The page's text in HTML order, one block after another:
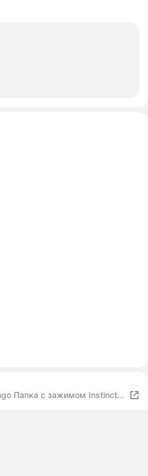
Папка с зажимом Instinct